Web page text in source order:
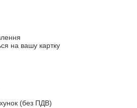
на вашу картку
(без ПДВ)